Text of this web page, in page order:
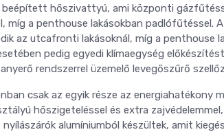
beépített hőszivattyú, ami központi
míg a penthouse lakásokban padlófűtéssel.
az utcafronti lakásoknál, míg a penthouse
pedig egyedi klímaegység
rendszerrel üzemelő levegőszűrő
csak az egyik része az energiahatékony
hőszigeteléssel és extra
alumíniumból készültek, amit